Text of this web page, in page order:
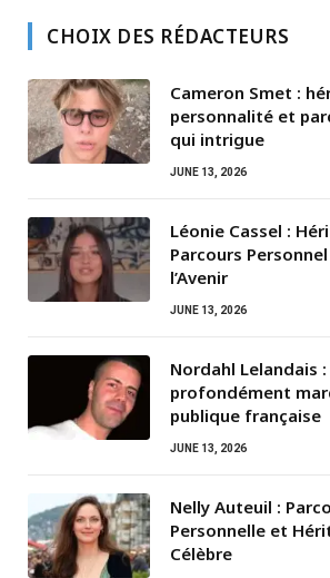
CHOIX DES RÉDACTEURS
Cameron Smet :
personnalité et
qui intrigue
JUNE 13, 2026
Léonie Cassel :
Parcours
l’Avenir
JUNE 13, 2026
Nordahl Lelandais
profondément
publique française
JUNE 13, 2026
Nelly Auteuil :
Personnelle et
Célèbre